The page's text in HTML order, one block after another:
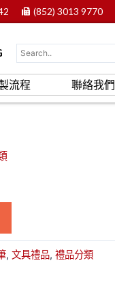
(852) 3013 9770
流程 聯絡我們
, 文具禮品, 禮品分類